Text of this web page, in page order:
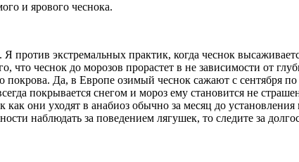
и ярового чеснока.
против экстремальных практик, когда чеснок
что чеснок до морозов прорастет в не зависимости от
покрова. Да, в Европе озимый чеснок сажают с сентября
покрывается снегом и мороз ему становится не
они уходят в анабиоз обычно за месяц до
наблюдать за поведением лягушек, то следите за